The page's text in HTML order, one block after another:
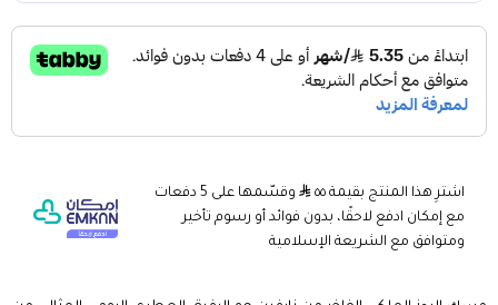
اشترِ هذا المنتج بقيمة ٥٥
وقسّمها على 5 دفعات
مع إمكان ادفع لاحقًا، بدون فوائد أو رسوم تأخير
ومتوافق مع الشريعة الإسلامية